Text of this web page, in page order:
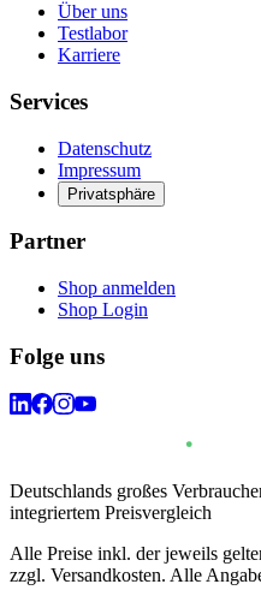
Über uns
Testlabor
Karriere
Services
Datenschutz
Impressum
Privatsphäre
Partner
Shop anmelden
Shop Login
Folge uns
Deutschlands großes
integriertem Preisvergleich
Alle Preise inkl. der jeweils
zzgl. Versandkosten. Alle